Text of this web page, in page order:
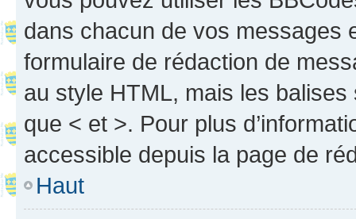
dans chacun de vos messages
formulaire de rédaction de
au style HTML, mais les
que < et >. Pour plus
accessible depuis la page de
Haut